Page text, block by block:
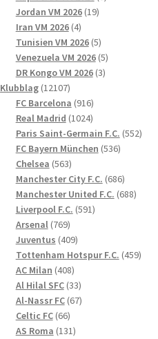
Jordan VM 2026 1919
Iran VM 2026 44
produkter
Tunisien VM 2026 55
produkter
Venezuela VM 2026 55
produkter
DR Kongo VM 2026 33
Klubblag 1210712107
produkter
FC Barcelona 916916
produkter
Real Madrid 10241024
produkter
Paris Saint-Germain F.C. 552552
FC Bayern München 536536
Chelsea 563563
produkter
Manchester City F.C. 686686
produkter
Manchester United F.C. 688688
Liverpool F.C. 591591
Arsenal 769769
produkter
Juventus 409409
produkter
Tottenham Hotspur F.C. 459459
AC Milan 408408
produkter
Al Hilal SFC 3333
produkter
Al-Nassr FC 6767
Celtic FC 6666
produkter
AS Roma 131131